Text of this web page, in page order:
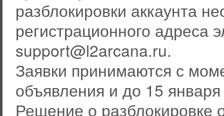
разблокировки аккаунта
регистрационного адреса
support@l2arcana.ru.
Заявки принимаются с
объявления и до 15
Решение о разблокировке